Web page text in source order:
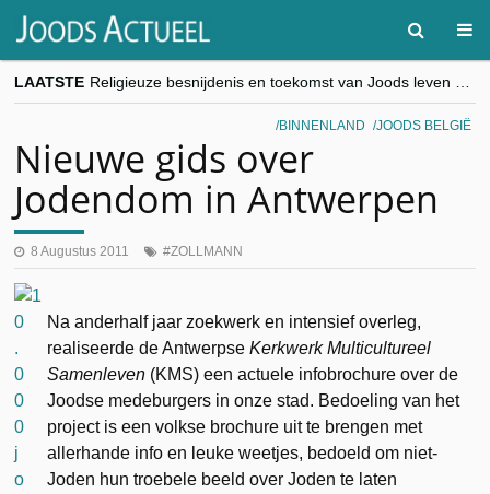
LAATSTE
“Besnijdenisdebat toont hoe moeilijk seculiere Westen minderheden begrijpt”, Jinnih Beels (Vooruit)
CITYTRIP | ROEMENIË – Boekarest: de verrassing van Oost-Europa
BINNENLAND JOODS BELGIË
Nieuwe gids over
Jodendom in Antwerpen
8 Augustus 2011 ZOLLMANN
Na anderhalf jaar zoekwerk en intensief overleg,
realiseerde de AntwerpseKerkwerk Multicultureel
Samenleven (KMS) een actuele infobrochure over de
Joodse medeburgers in onze stad. Bedoeling van het
project is een volkse brochure uit te brengen met
allerhande info en leuke weetjes, bedoeld om niet-
Joden hun troebele beeld over Joden te laten